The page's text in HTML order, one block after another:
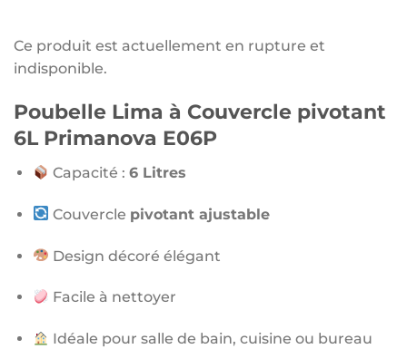
Ce produit est actuellement en rupture et
indisponible.
Poubelle Lima à Couvercle pivotant
6L Primanova E06P
Capacité :6 Litres
Couvercle pivotant ajustable
Design décoré élégant
Facile à nettoyer
Idéale pour salle de bain, cuisine ou bureau